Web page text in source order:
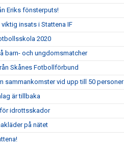
Eriks fönsterputs!
insats i Stattena IF
2020
barn- och ungdomsmatcher
Skånes Fotbollförbund
sammankomster vid upp till 50 personer
är tillbaka
idrottsskador
på nätet